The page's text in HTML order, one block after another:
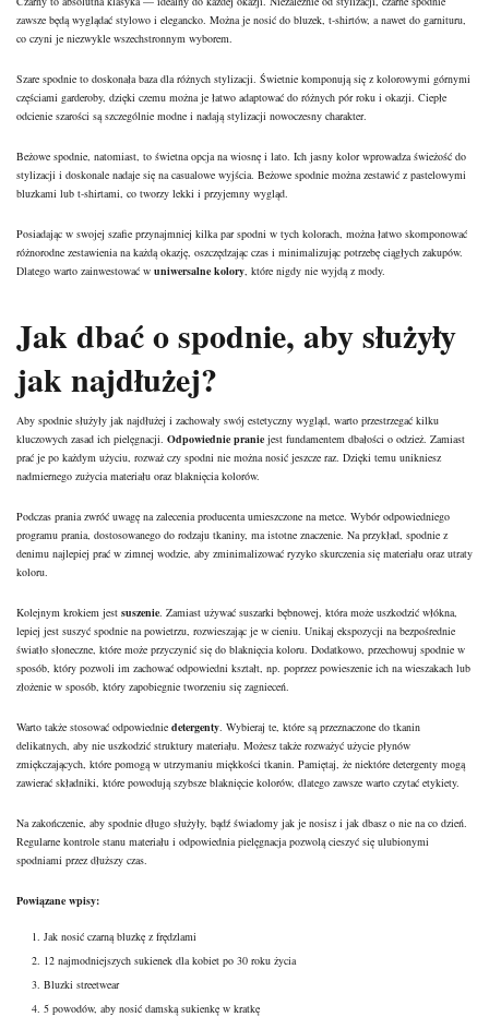
zawsze będą wyglądać stylowo i elegancko. Można je nosić do bluzek, t-shirtów, a nawet do garnituru,
co czyni je niezwykle wszechstronnym wyborem.
Szare spodnie to doskonała baza dla różnych stylizacji. Świetnie komponują się z kolorowymi górnymi
częściami garderoby, dzięki czemu można je łatwo adaptować do różnych pór roku i okazji. Ciepłe
odcienie szarości są szczególnie modne i nadają stylizacji nowoczesny charakter.
Beżowe spodnie, natomiast, to świetna opcja na wiosnę i lato. Ich jasny kolor wprowadza świeżość do
stylizacji i doskonale nadaje się na casualowe wyjścia. Beżowe spodnie można zestawić z pastelowymi
bluzkami lub t-shirtami, co tworzy lekki i przyjemny wygląd.
Posiadając w swojej szafie przynajmniej kilka par spodni w tych kolorach, można łatwo skomponować
różnorodne zestawienia na każdą okazję, oszczędzając czas i minimalizując potrzebę ciągłych zakupów.
Dlatego warto zainwestować w uniwersalne kolory, które nigdy nie wyjdą z mody.
Jak dbać o spodnie, aby służyły
jak najdłużej?
Aby spodnie służyły jak najdłużej i zachowały swój estetyczny wygląd, warto przestrzegać kilku
kluczowych zasad ich pielęgnacji. Odpowiednie pranie jest fundamentem dbałości o odzież. Zamiast
prać je po każdym użyciu, rozważ czy spodni nie można nosić jeszcze raz. Dzięki temu unikniesz
nadmiernego zużycia materiału oraz blaknięcia kolorów.
Podczas prania zwróć uwagę na zalecenia producenta umieszczone na metce. Wybór odpowiedniego
programu prania, dostosowanego do rodzaju tkaniny, ma istotne znaczenie. Na przykład, spodnie z
denimu najlepiej prać w zimnej wodzie, aby zminimalizować ryzyko skurczenia się materiału oraz utraty
koloru.
Kolejnym krokiem jest suszenie. Zamiast używać suszarki bębnowej, która może uszkodzić włókna,
lepiej jest suszyć spodnie na powietrzu, rozwieszając je w cieniu. Unikaj ekspozycji na bezpośrednie
światło słoneczne, które może przyczynić się do blaknięcia koloru. Dodatkowo, przechowuj spodnie w
sposób, który pozwoli im zachować odpowiedni kształt, np. poprzez powieszenie ich na wieszakach lub
złożenie w sposób, który zapobiegnie tworzeniu się zagnieceń.
Warto także stosować odpowiednie detergenty. Wybieraj te, które są przeznaczone do tkanin
delikatnych, aby nie uszkodzić struktury materiału. Możesz także rozważyć użycie płynów
zmiękczających, które pomogą w utrzymaniu miękkości tkanin. Pamiętaj, że niektóre detergenty mogą
zawierać składniki, które powodują szybsze blaknięcie kolorów, dlatego zawsze warto czytać etykiety.
Na zakończenie, aby spodnie długo służyły, bądź świadomy jak je nosisz i jak dbasz o nie na co dzień.
Regularne kontrole stanu materiału i odpowiednia pielęgnacja pozwolą cieszyć się ulubionymi
spodniami przez dłuższy czas.
Powiązane wpisy:
Jak nosić czarną bluzkę z frędzlami
12 najmodniejszych sukienek dla kobiet po 30 roku życia
Bluzki streetwear
5 powodów, aby nosić damską sukienkę w kratkę